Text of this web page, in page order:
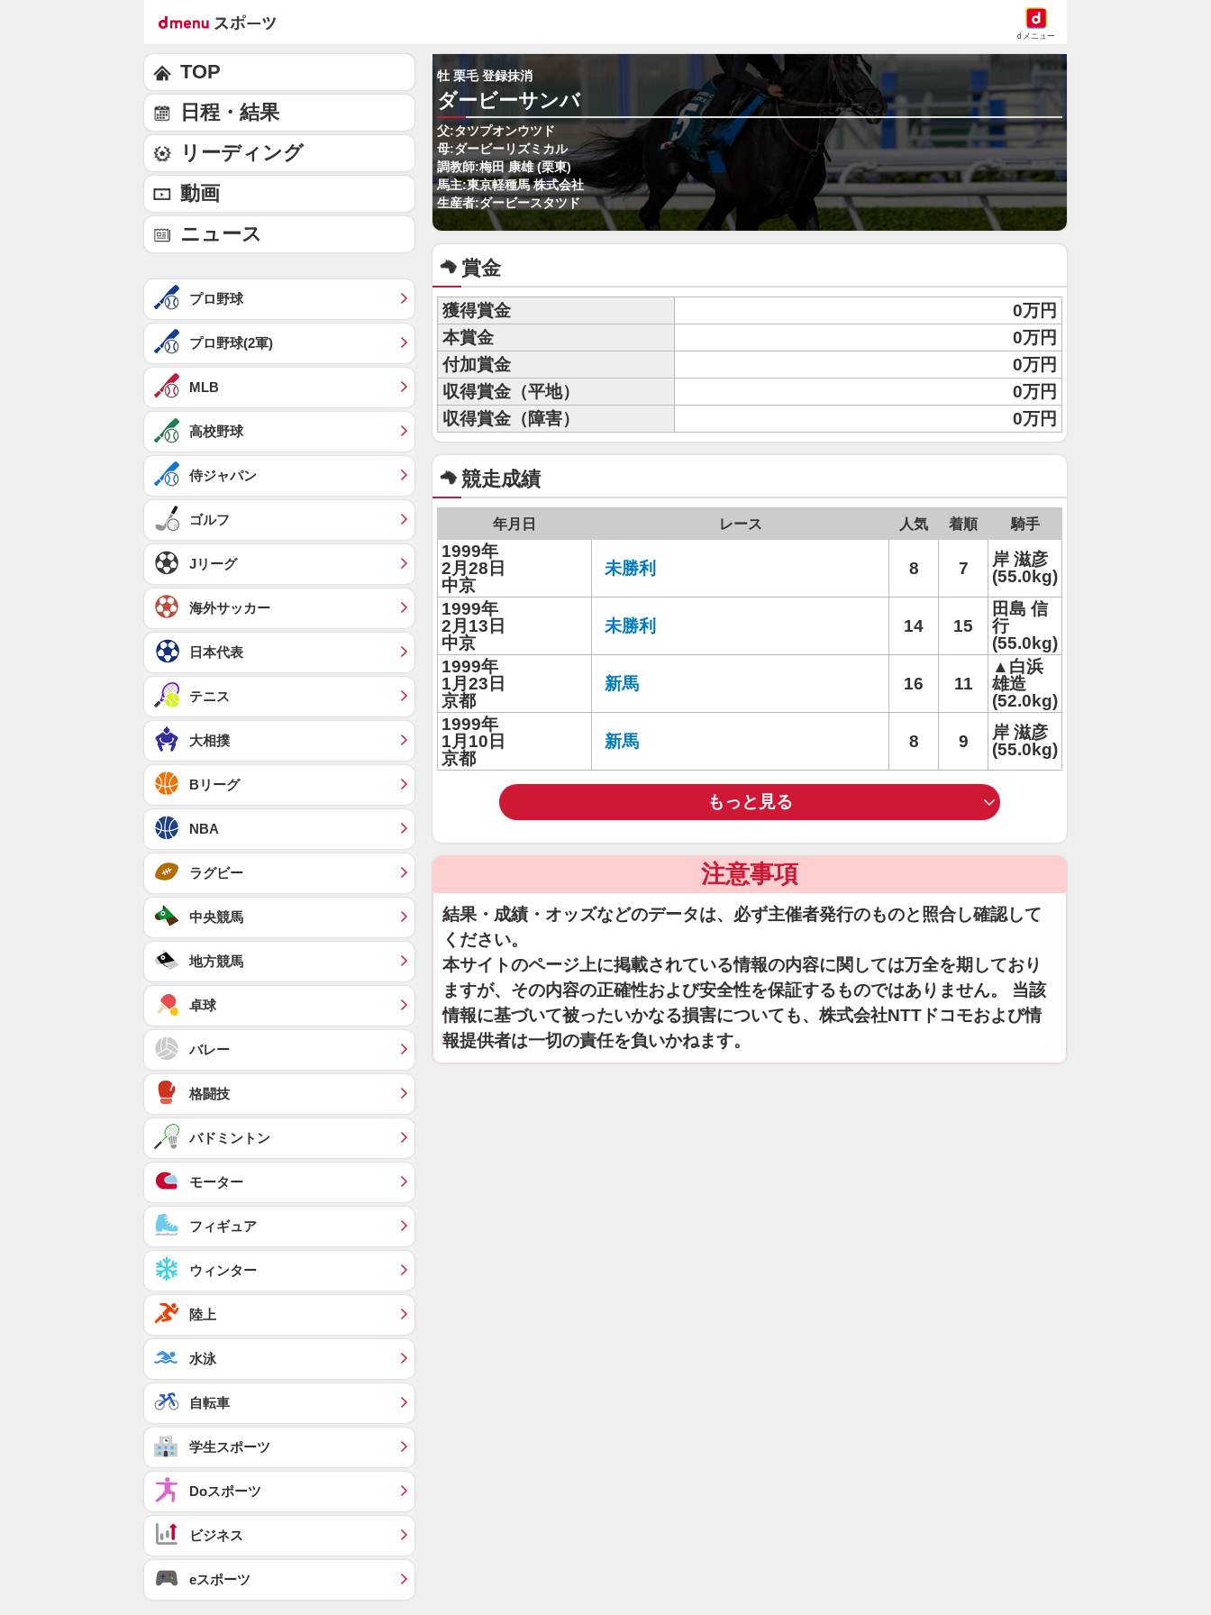
dメニュー
牡 栗毛 登録抹消
ダービーサンバ
父:タツプオンウツド
母:ダービーリズミカル
調教師:梅田 康雄 (栗東)
馬主:東京軽種馬 株式会社
生産者:ダービースタツド
賞金
獲得賞金
0万円
本賞金
0万円
付加賞金
0万円
収得賞金（平地）
0万円
収得賞金（障害）
0万円
競走成績
年月日 レース 人気 着順 騎手
1999年
2月28日
中京
未勝利 8 7
岸 滋彦
(55.0kg)
1999年
2月13日
中京
未勝利 14 15
田島 信
行
(55.0kg)
1999年
1月23日
京都
新馬 16 11
▲白浜
雄造
(52.0kg)
1999年
1月10日
京都
新馬 8 9
岸 滋彦
(55.0kg)
もっと見る
注意事項
結果・成績・オッズなどのデータは、必ず主催者発行のものと照合し確認して
ください。
本サイトのページ上に掲載されている情報の内容に関しては万全を期しており
ますが、その内容の正確性および安全性を保証するものではありません。 当該
情報に基づいて被ったいかなる損害についても、株式会社NTTドコモおよび情
報提供者は一切の責任を負いかねます。
TOP
日程・結果
リーディング
動画
ニュース
プロ野球
プロ野球(2軍)
MLB
高校野球
侍ジャパン
ゴルフ
Jリーグ
海外サッカー
日本代表
テニス
大相撲
Bリーグ
NBA
ラグビー
中央競馬
地方競馬
卓球
バレー
格闘技
バドミントン
モーター
フィギュア
ウィンター
陸上
水泳
自転車
学生スポーツ
Doスポーツ
ビジネス
eスポーツ